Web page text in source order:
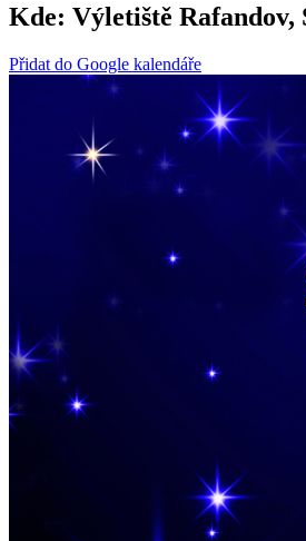
Kde: Výletiště Rafandov,
Přidat do Google kalendáře